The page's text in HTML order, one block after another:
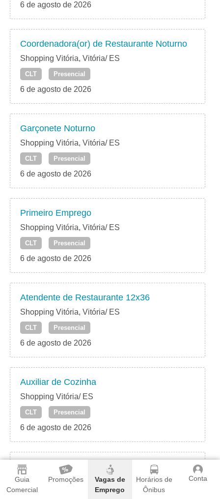
Guia
Comercial
Promoções
Vagas de
Emprego
Horários de
Ônibus
Conta
6 de agosto de 2026
Coordenadora(or) de Restaurante Noturno
Shopping Vitória, Vitória/ ES
CLT Presencial
6 de agosto de 2026
Garçonete Noturno
Shopping Vitória, Vitória/ ES
CLT Presencial
6 de agosto de 2026
Primeiro Emprego
Shopping Vitória, Vitória/ ES
CLT Presencial
6 de agosto de 2026
Atendente de Restaurante 12x36
Shopping Vitória, Vitória/ ES
CLT Presencial
6 de agosto de 2026
Auxiliar de Cozinha
Shopping Vitória/ ES
CLT Presencial
6 de agosto de 2026
Recepcionista
Shopping Vitória, Vitória/ ES